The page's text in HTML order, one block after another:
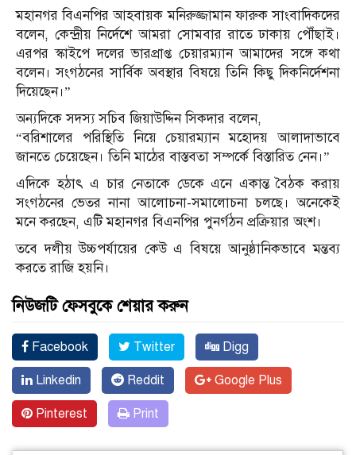
মহানগর বিএনপির আহবায়ক মনিরুজ্জামান ফারুক সাংবাদিকদের
বলেন, কেন্দ্রীয় নির্দেশে আমরা সোমবার রাতে ঢাকায় পৌঁছাই।
এরপর স্কাইপে দলের ভারপ্রাপ্ত চেয়ারম্যান আমাদের সঙ্গে কথা
বলেন। সংগঠনের সার্বিক অবস্থার বিষয়ে তিনি কিছু দিকনির্দেশনা
দিয়েছেন।”
অন্যদিকে সদস্য সচিব জিয়াউদ্দিন সিকদার বলেন,
“বরিশালের পরিস্থিতি নিয়ে চেয়ারম্যান মহোদয় আলাদাভাবে
জানতে চেয়েছেন। তিনি মাঠের বাস্তবতা সম্পর্কে বিস্তারিত নেন।”
এদিকে হঠাৎ এ চার নেতাকে ডেকে এনে একান্ত বৈঠক করায়
সংগঠনের ভেতর নানা আলোচনা-সমালোচনা চলছে। অনেকেই
মনে করছেন, এটি মহানগর বিএনপির পুনর্গঠন প্রক্রিয়ার অংশ।
তবে দলীয় উচ্চপর্যায়ের কেউ এ বিষয়ে আনুষ্ঠানিকভাবে মন্তব্য
করতে রাজি হয়নি।
নিউজটি ফেসবুকে শেয়ার করুন
Facebook Twitter Digg
Linkedin Reddit Google Plus
Pinterest Print